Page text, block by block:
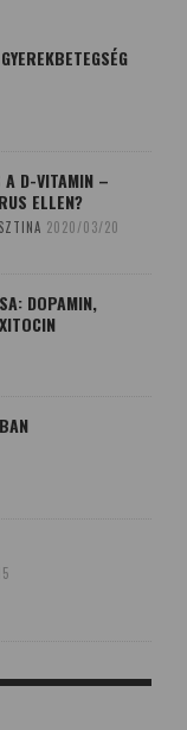
A D-VITAMIN –
ELLEN?
2020/03/20
DOPAMIN,